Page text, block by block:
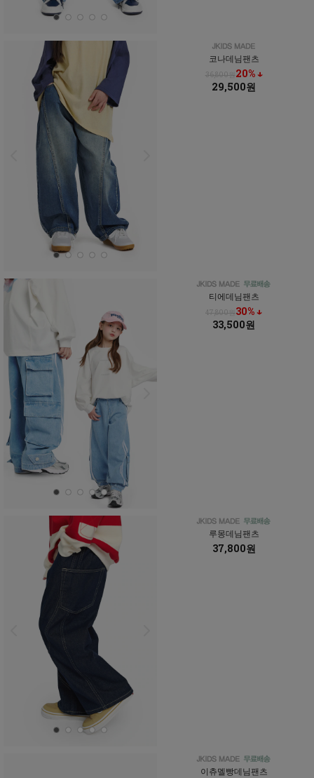
코나데님팬츠
36,800원 20% ↓
29,500원
티에데님팬츠
47,800원30% ↓
33,500원
루몽데님팬츠
37,800원
이츄멜빵데님팬츠